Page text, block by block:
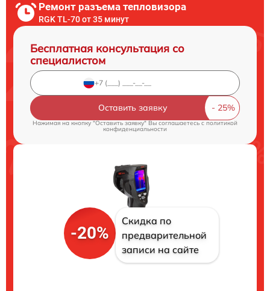
Ремонт разъема тепловизора
RGK TL-70 от 35 минут
Бесплатная консультация со
специалистом
Оставить заявку
Нажимая на кнопку "Оставить заявку" Вы соглашаетесь cполитикой
конфиденциальности
-20%
Скидка по
предварительной
записи на сайте